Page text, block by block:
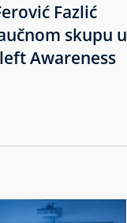
Fazlić
skupu u
Awareness